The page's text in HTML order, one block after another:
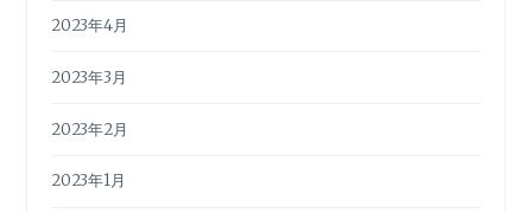
2023年4月
2023年3月
2023年2月
2023年1月